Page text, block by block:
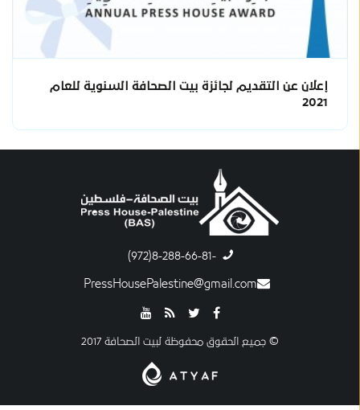
إعلان عن التقديم لجائزة بيت الصحافة السنوية للعام
2021
-8-288-66-81(972)
PressHousePalestine@gmail.com
© جميع الحقوق محفوظة لبيت الصحافة 2017